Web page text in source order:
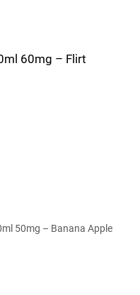
60mg – Flirt